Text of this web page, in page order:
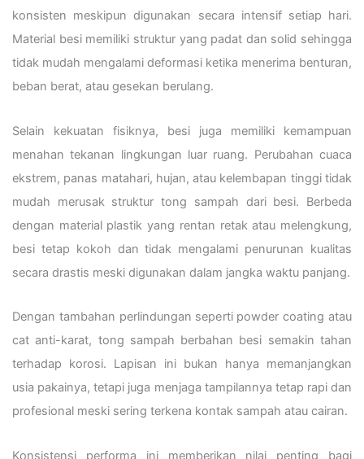
konsisten meskipun digunakan secara intensif setiap hari.
Material besi memiliki struktur yang padat dan solid sehingga
tidak mudah mengalami deformasi ketika menerima benturan,
beban berat, atau gesekan berulang.
Selain kekuatan fisiknya, besi juga memiliki kemampuan
menahan tekanan lingkungan luar ruang. Perubahan cuaca
ekstrem, panas matahari, hujan, atau kelembapan tinggi tidak
mudah merusak struktur tong sampah dari besi. Berbeda
dengan material plastik yang rentan retak atau melengkung,
besi tetap kokoh dan tidak mengalami penurunan kualitas
secara drastis meski digunakan dalam jangka waktu panjang.
Dengan tambahan perlindungan seperti powder coating atau
cat anti-karat, tong sampah berbahan besi semakin tahan
terhadap korosi. Lapisan ini bukan hanya memanjangkan
usia pakainya, tetapi juga menjaga tampilannya tetap rapi dan
profesional meski sering terkena kontak sampah atau cairan.
Konsistensi performa ini memberikan nilai penting bagi